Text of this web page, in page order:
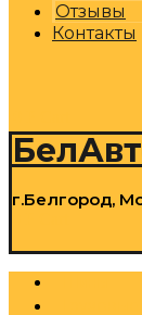
Отзывы
Контакты
г.Белгород,